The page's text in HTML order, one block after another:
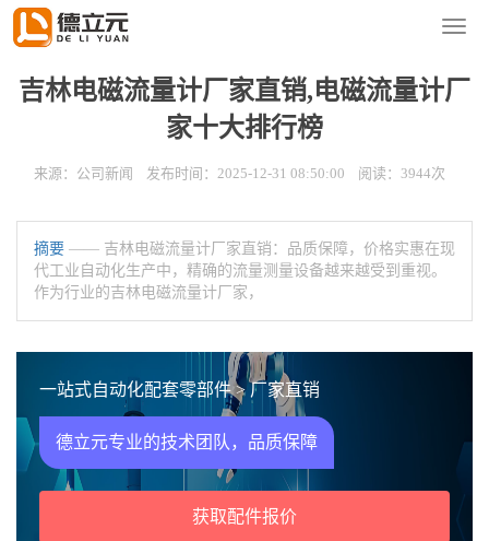
导
您的位置：首页
吉林电磁流量计厂家直销,电磁流量计厂
家十大排行榜
来源：公司新闻 发布时间：2025-12-31 08:50:00 阅读：3944次
摘要 —— 吉林电磁流量计厂家直销：品质保障，价格实惠在现
代工业自动化生产中，精确的流量测量设备越来越受到重视。
作为行业的吉林电磁流量计厂家，
一站式自动化配套零部件 > 厂家直销
德立元专业的技术团队，品质保障
获取配件报价